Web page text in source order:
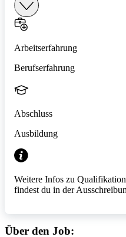
Arbeitserfahrung
Berufserfahrung
Abschluss
Ausbildung
Weitere Infos zu
findest du in der
Über den Job: